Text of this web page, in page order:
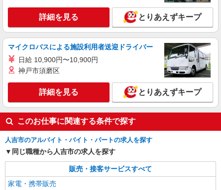
詳細を見る とりあえずキープ
マイクロバスによる施設利用者送迎ドライバー
日給 10,900円〜10,900円
神戸市須磨区
詳細を見る とりあえずキープ
このお仕事に関連する条件で探す
人吉市のアルバイト・バイト・パートの求人を探す
同じ職種から人吉市の求人を探す
販売・接客サービスすべて
家電・携帯販売